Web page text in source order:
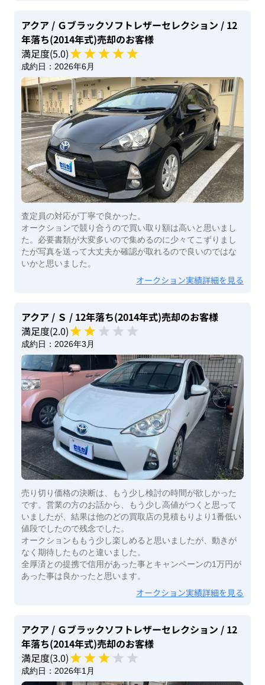
アクア / Ｇブラックソフトレザーセレクション / 12
年落ち(2014年式)売却のお客様
満足度(5.0)
成約日： 2026年6月
査定員の対応が丁寧で良かった。
オークションで競り合うので買い取り額は高いと思いまし
た。必要書類が大変多いので集めるのに少々てこずりまし
たが写真を送って大丈夫か確認が取れるので良いのではな
いかと思いました。
オークション実績詳細を見る
アクア / Ｓ / 12年落ち(2014年式)売却のお客様
満足度(2.0)
成約日： 2026年3月
売り切り価格の決断は、もう少し検討の時間が欲しかった
です。営業の方のお話から、もう少し高値がつくと思って
いましたが、結果は他のどの買取店の見積もりより1番低い
値段でしたので残念でした。
オークションももう少し楽しめると思いましたが、動きが
なく期待したものと違いました。
全厚済との提携で信用があった事とキャンペーンの1万円が
あった事は良かったと思います。
オークション実績詳細を見る
アクア / Ｇブラックソフトレザーセレクション / 12
年落ち(2014年式)売却のお客様
満足度(3.0)
成約日： 2026年1月